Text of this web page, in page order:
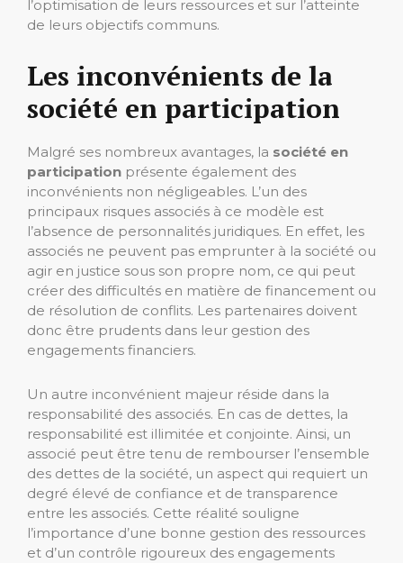
l’optimisation de leurs ressources et sur l’atteinte
de leurs objectifs communs.
Les inconvénients de la
société en participation
Malgré ses nombreux avantages, la société en
participation présente également des
inconvénients non négligeables. L’un des
principaux risques associés à ce modèle est
l’absence de personnalités juridiques. En effet, les
associés ne peuvent pas emprunter à la société ou
agir en justice sous son propre nom, ce qui peut
créer des difficultés en matière de financement ou
de résolution de conflits. Les partenaires doivent
donc être prudents dans leur gestion des
engagements financiers.
Un autre inconvénient majeur réside dans la
responsabilité des associés. En cas de dettes, la
responsabilité est illimitée et conjointe. Ainsi, un
associé peut être tenu de rembourser l’ensemble
des dettes de la société, un aspect qui requiert un
degré élevé de confiance et de transparence
entre les associés. Cette réalité souligne
l’importance d’une bonne gestion des ressources
et d’un contrôle rigoureux des engagements